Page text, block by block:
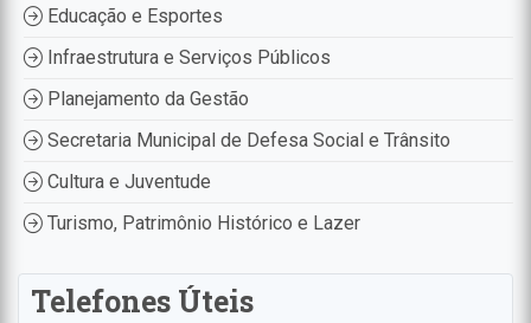
Educação e Esportes
Infraestrutura e Serviços Públicos
Planejamento da Gestão
Secretaria Municipal de Defesa Social e Trânsito
Cultura e Juventude
Turismo, Patrimônio Histórico e Lazer
Telefones Úteis